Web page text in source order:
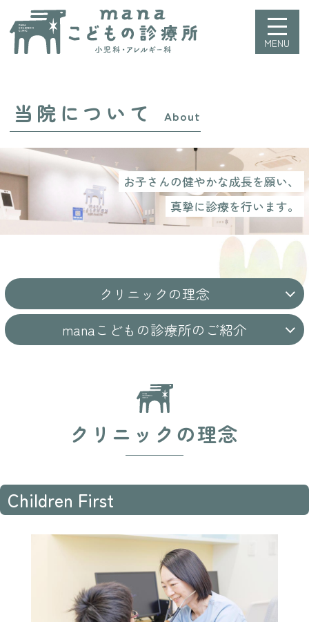
manaこどもの診療所
HOME 当院について
当院について About
お子さんの健やかな成長を願い、
真摯に診療を行います。
クリニックの理念
manaこどもの診療所のご紹介
クリニックの理念
Children First